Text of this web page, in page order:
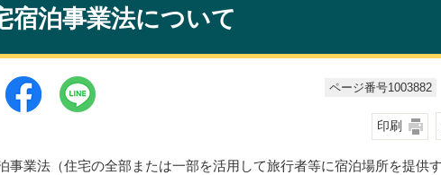
宿泊事業法について
ページ番号1003882
印刷
事業法（住宅の全部または一部を活用して旅行者等に宿泊場所を提供